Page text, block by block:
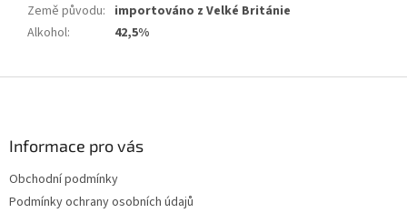
Země původu: importováno z Velké Británie
Alkohol: 42,5%
Informace pro vás
Obchodní podmínky
Podmínky ochrany osobních údajů